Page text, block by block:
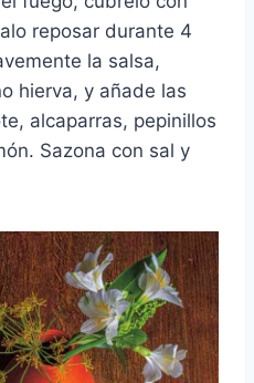
reposar durante 4
la salsa,
hierva, y añade las
alcaparras, pepinillos
Sazona con sal y